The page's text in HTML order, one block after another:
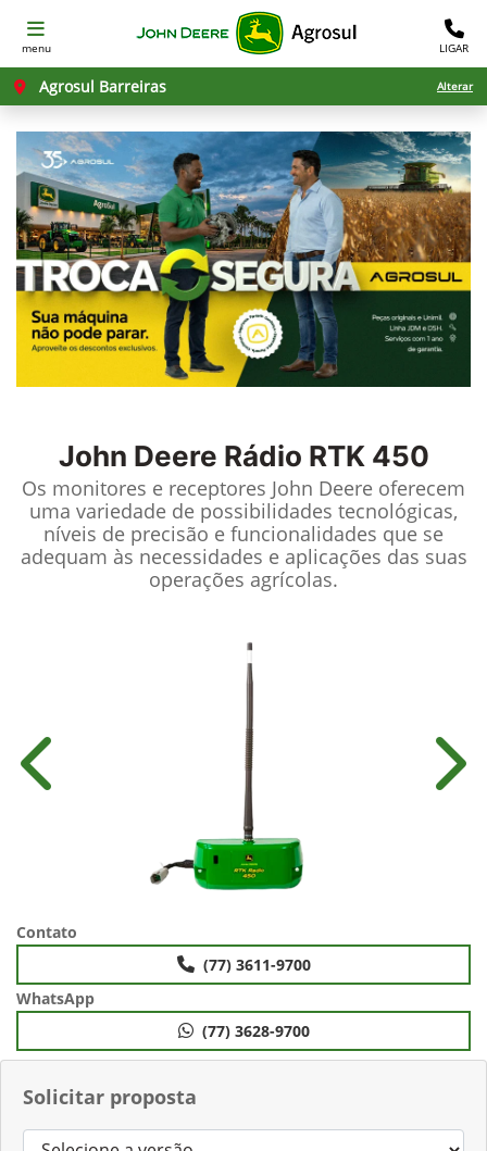
menu LIGAR
Agrosul Barreiras Alterar
John Deere Rádio RTK 450
Os monitores e receptores John Deere oferecem
uma variedade de possibilidades tecnológicas,
níveis de precisão e funcionalidades que se
adequam às necessidades e aplicações das suas
operações agrícolas.
Solicitar proposta
Anterior
Contato
(77) 3611-9700
WhatsApp
(77) 3628-9700